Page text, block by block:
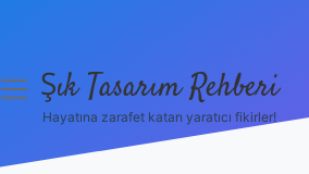
menüyüŞık Tasarım Rehberi
Hayatına zarafet katan yaratıcı fikirler!